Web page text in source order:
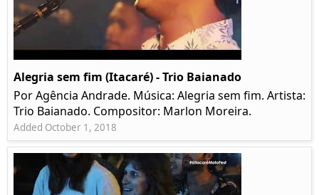
Alegria sem fim (Itacaré) - Trio Baianado
Por Agência Andrade. Música: Alegria sem fim. Artista:
Trio Baianado. Compositor: Marlon Moreira.
Added October 1, 2018